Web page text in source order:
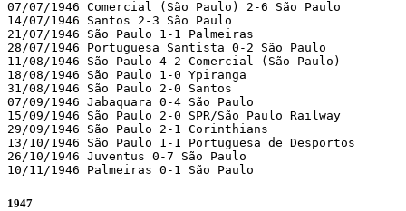
07/07/1946 Comercial (São Paulo) 2-6 São Paulo
14/07/1946 Santos 2-3 São Paulo
21/07/1946 São Paulo 1-1 Palmeiras
28/07/1946 Portuguesa Santista 0-2 São Paulo
11/08/1946 São Paulo 4-2 Comercial (São Paulo)
18/08/1946 São Paulo 1-0 Ypiranga
31/08/1946 São Paulo 2-0 Santos
07/09/1946 Jabaquara 0-4 São Paulo
15/09/1946 São Paulo 2-0 SPR/São Paulo Railway
29/09/1946 São Paulo 2-1 Corinthians
13/10/1946 São Paulo 1-1 Portuguesa de Desportos
26/10/1946 Juventus 0-7 São Paulo
10/11/1946 Palmeiras 0-1 São Paulo
1947